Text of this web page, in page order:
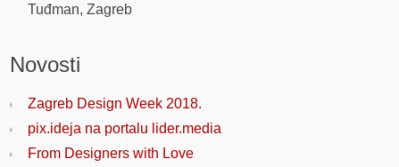
Tuđman, Zagreb
Novosti
Zagreb Design Week 2018.
pix.ideja na portalu lider.media
From Designers with Love